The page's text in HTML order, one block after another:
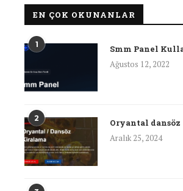
EN ÇOK OKUNANLAR
1
Smm Panel
Ağustos 12, 2022
2
Oryantal dansöz
Aralık 25, 2024